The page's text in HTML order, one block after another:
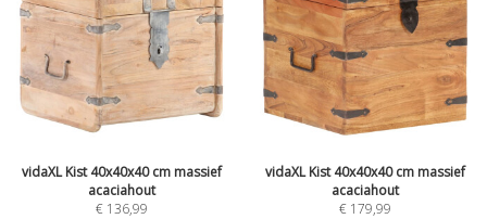
vidaXL Kist 40x40x40 cm massief
acaciahout
€ 136,99
vidaXL Kist 40x40x40 cm massief
acaciahout
€ 179,99